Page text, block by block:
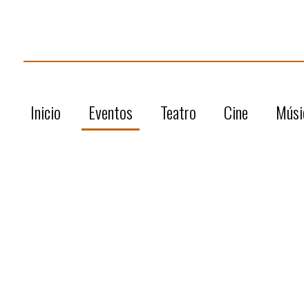
Inicio Eventos Teatro Cine